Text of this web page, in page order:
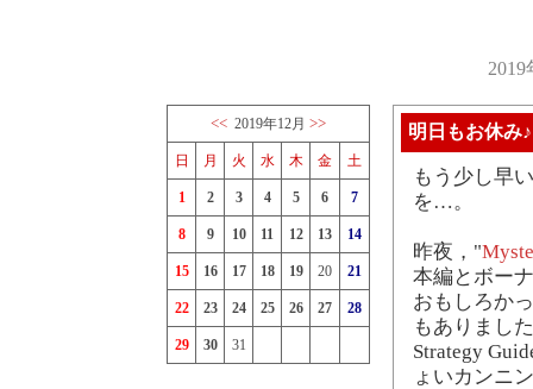
<< 2019年12月 >>
日 月 火 水 木 金 土
1 2 3 4 5 6 7
8 9 10 11 12 13 14
15 16 17 18 19 20 21
22 23 24 25 26 27 28
29 30 31
明日もお休み♪
もう少し早
を…。
昨夜，"
本編とボー
おもしろか
もありまし
Strategy
ょいカンニ